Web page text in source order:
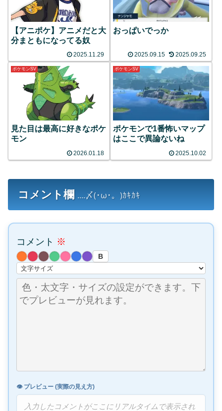
【アニポケ】アニメだと大
分まともになってる奴
2025.11.29
おっぱいでっか
2025.09.15 2025.09.25
ポケモンSV
見た目は最高に好きなポケ
モン
2026.01.18
ポケモンSV
ポケモンで1番怖いマップ
はここで異論ないね
2025.10.02
コメント欄 ....〆(･ω･。)ｶｷｶｷ
コメント ※
B
👁️ プレビュー (実際の見え方)
入力したコメントがここにリアルタイムで表示され